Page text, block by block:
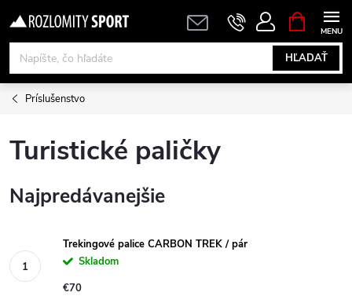
na
obsah
HĽADAŤ
KOŠÍK
Príslušenstvo
Turistické paličky
Najpredávanejšie
Trekingové palice CARBON TREK / pár
Skladom
€70